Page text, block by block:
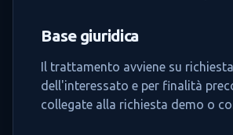
Base giuridica
Il trattamento avviene su richiesta
dell'interessato e per finalità
collegate alla richiesta demo o